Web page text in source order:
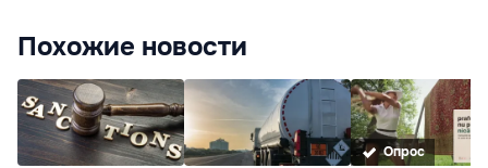
Похожие новости
Опрос